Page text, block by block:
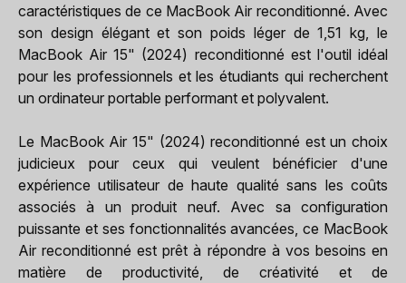
caractéristiques de ce MacBook Air reconditionné. Avec
son design élégant et son poids léger de 1,51 kg, le
MacBook Air 15" (2024) reconditionné est l'outil idéal
pour les professionnels et les étudiants qui recherchent
un ordinateur portable performant et polyvalent.
Le MacBook Air 15" (2024) reconditionné est un choix
judicieux pour ceux qui veulent bénéficier d'une
expérience utilisateur de haute qualité sans les coûts
associés à un produit neuf. Avec sa configuration
puissante et ses fonctionnalités avancées, ce MacBook
Air reconditionné est prêt à répondre à vos besoins en
matière de productivité, de créativité et de